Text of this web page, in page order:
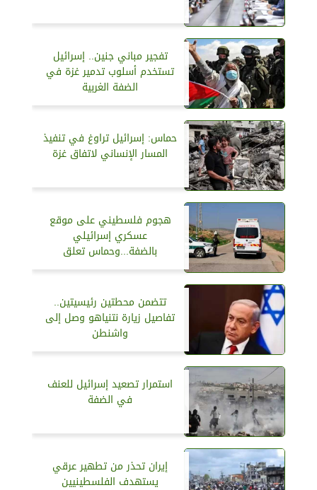
تفجير مباني جنين.. إسرائيل
تستخدم أسلوب تدمير غزة في
الضفة الغربية
حماس: إسرائيل تراوغ في تنفيذ
المسار الإنساني لاتفاق غزة
هجوم فلسطيني على موقع
عسكري إسرائيلي
بالضفة...وحماس تعلق
تتضمن محطتين رئيسيتين..
تفاصيل زيارة نتنياهو وصل إلى
واشنطن
استمرار تصعيد إسرائيل للعنف
في الضفة
إيران تحذر من تطهير عرقي
يستهدف الفلسطينيين